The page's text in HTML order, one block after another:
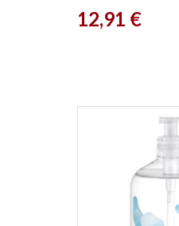
Prix
12,91 €